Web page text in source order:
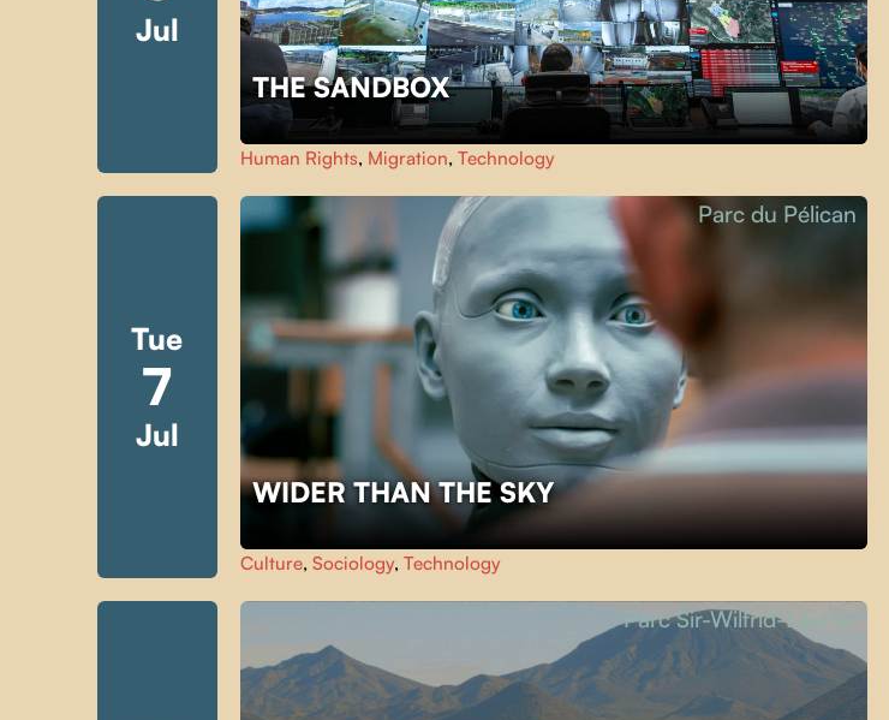
Jul
THE SANDBOX
Human Rights, Migration, Technology
Tue
7
Jul
WIDER THAN THE SKY
Parc du Pélican
Culture, Sociology, Technology
Parc Sir-Wilfrid-Laurier